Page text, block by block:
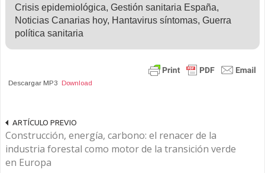
Crisis epidemiológica, Gestión sanitaria España,
Noticias Canarias hoy, Hantavirus síntomas, Guerra
política sanitaria
Descargar MP3 Download
ARTÍCULO PREVIO
Construcción, energía, carbono: el renacer de la
industria forestal como motor de la transición verde
en Europa